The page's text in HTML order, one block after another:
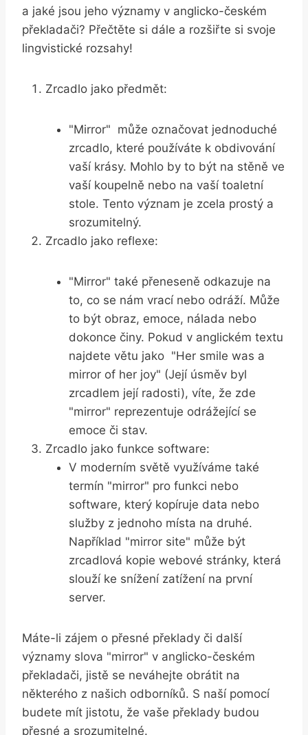
a‌ jaké jsou‍ jeho významy​ v‍ anglicko-českém
překladači? Přečtěte si dále ‌a ‌rozšiřte si svoje
lingvistické rozsahy!
Zrcadlo jako předmět:
"Mirror" ⁣ může⁢ označovat jednoduché
⁢zrcadlo, ⁢které používáte⁢ k obdivování
‌vaší krásy. Mohlo by ⁢to⁤ být na stěně⁢ ve
vaší koupelně nebo ⁢na vaší toaletní
stole. Tento význam je zcela prostý a
srozumitelný.
Zrcadlo⁢ jako⁤ reflexe:
"Mirror" také přeneseně odkazuje na
‌to, co se ‍nám vrací nebo odráží. ‍Může
to být obraz, emoce, nálada nebo
dokonce ⁣činy. Pokud v anglickém textu
najdete větu jako ‍ "Her smile was ⁤a
mirror of ​her joy" (Její úsměv byl
zrcadlem její⁤ radosti), víte, ⁢že zde ​
"mirror" ⁤reprezentuje⁣ odrážející‌ se⁤
emoce‌ či stav.
Zrcadlo ⁢jako funkce⁤ software:
V‍ moderním ​světě využíváme také​
termín "mirror" pro funkci nebo ​
software, ‍který kopíruje data ‍nebo
služby z jednoho ⁤místa na druhé.
Například​ "mirror⁢ site" může ​být
zrcadlová kopie webové ⁢stránky, ⁣která
slouží ⁣ke snížení​ zatížení‍ na první
server.
Máte-li zájem ‍o přesné překlady či další
významy⁤ slova "mirror" v anglicko-českém⁤
překladači,⁢ jistě se ‌neváhejte obrátit na
některého ​z našich odborníků. S naší pomocí
budete ⁢mít⁣ jistotu, že​ vaše překlady budou
přesné a⁢ srozumitelné.